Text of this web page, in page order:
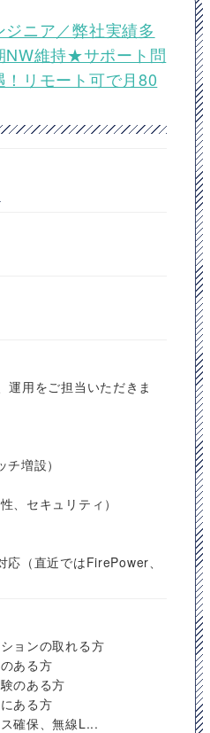
ジニア／弊社実績多
NW維持★サポート問
リモート可で月80
運用をご担当いただきま
増設）
、セキュリティ）
（直近ではFirePower、
ョンの取れる方
ある方
のある方
ある方
確保、無線L...